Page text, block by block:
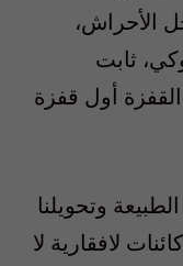
الأحراش،
ثابت
أول قفزة
وتحويلنا
لافقارية لا